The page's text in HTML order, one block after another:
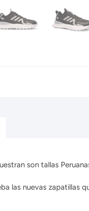
son tallas
las nuevas zapatillas